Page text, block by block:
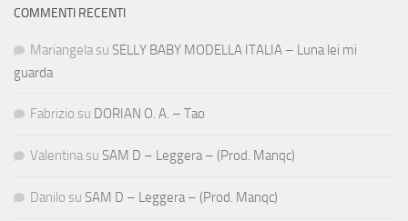
COMMENTI RECENTI
Mariangela su SELLY BABY MODELLA ITALIA – Luna lei mi
guarda
Fabrizio su DORIAN O. A. – Tao
Valentina su SAM D – Leggera – (Prod. Manqc)
Danilo su SAM D – Leggera – (Prod. Manqc)